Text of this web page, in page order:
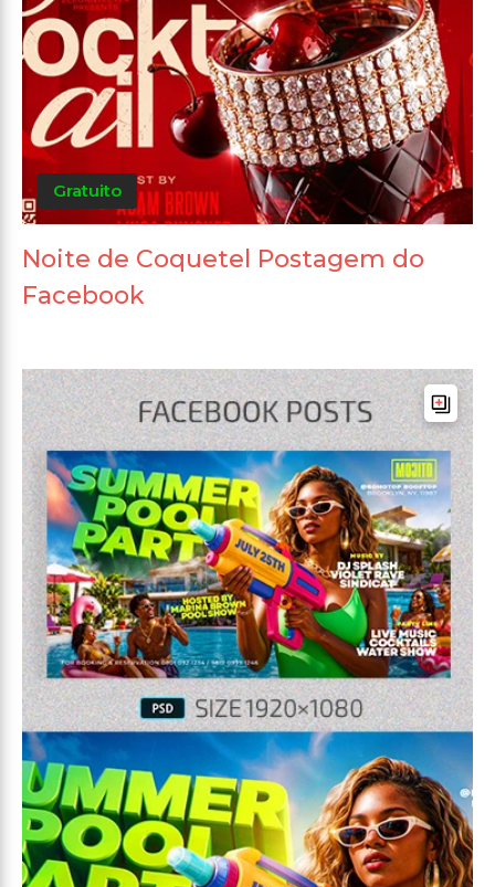
Gratuito
Noite de Coquetel Postagem do
Facebook